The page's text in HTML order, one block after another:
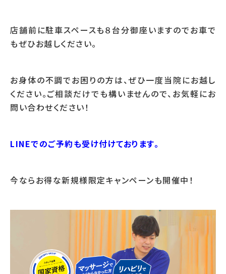
店舗前に駐車スペースも８台分御座いますのでお車で
もぜひお越しください。
お身体の不調でお困りの方は、ぜひ一度当院にお越し
ください。ご相談だけでも構いませんので、お気軽にお
問い合わせください！
LINEでのご予約も受け付けております。
今ならお得な新規様限定キャンペーンも開催中！